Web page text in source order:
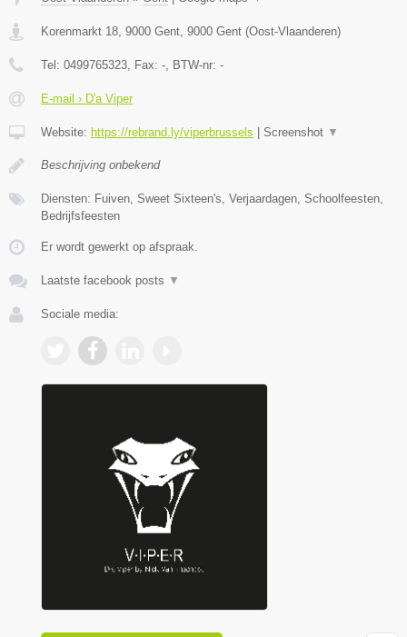
Korenmarkt 18, 9000 Gent, 9000 Gent (Oost-Vlaanderen)
Tel: 0499765323, Fax: -, BTW-nr: -
E-mail › D'a Viper
Website: https://rebrand.ly/viperbrussels Screenshot ▼
Beschrijving onbekend
Diensten: Fuiven, Sweet Sixteen's, Verjaardagen, Schoolfeesten,
Bedrijfsfeesten
Er wordt gewerkt op afspraak.
Laatste facebook posts ▼
Sociale media: